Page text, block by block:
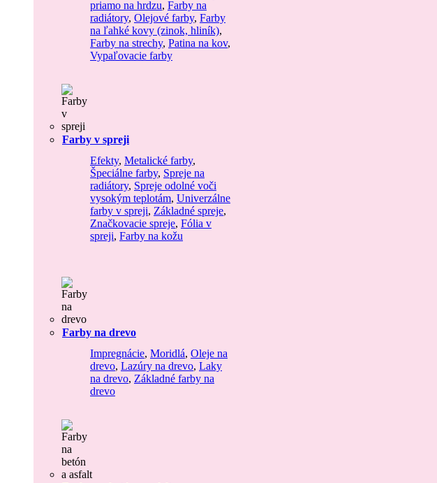
priamo na hrdzu, Farby na
radiátory, Olejové farby, Farby
na ľahké kovy (zinok, hliník),
Farby na strechy, Patina na kov,
Vypaľovacie farby
Farby v spreji
Efekty, Metalické farby,
Špeciálne farby, Spreje na
radiátory, Spreje odolné voči
vysokým teplotám, Univerzálne
farby v spreji, Základné spreje,
Značkovacie spreje, Fólia v
spreji, Farby na kožu
Farby na drevo
Impregnácie, Moridlá, Oleje na
drevo, Lazúry na drevo, Laky
na drevo, Základné farby na
drevo